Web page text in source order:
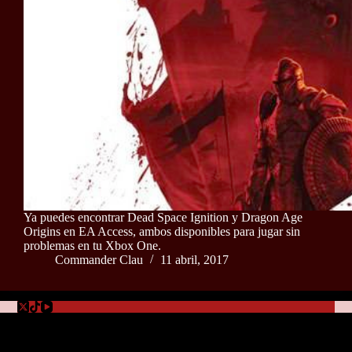
Ya puedes encontrar Dead Space Ignition y Dragon Age
Origins en EA Access, ambos disponibles para jugar sin
problemas en tu Xbox One.
Commander Clau
11 abril, 2017